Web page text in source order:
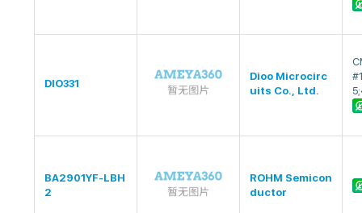
DIO331
Dioo Microcirc
uits Co., Ltd.
BA2901YF-LBH
2
ROHM Semicon
ductor